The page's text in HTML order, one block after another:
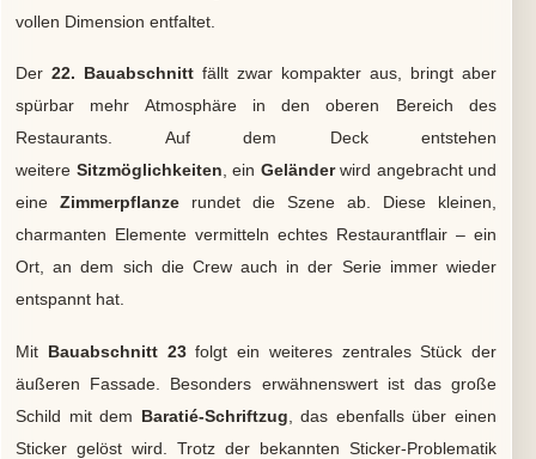
vollen Dimension entfaltet.
Der 22. Bauabschnitt fällt zwar kompakter aus, bringt aber
spürbar mehr Atmosphäre in den oberen Bereich des
Restaurants. Auf dem Deck entstehen
weitere Sitzmöglichkeiten , ein Geländerwird angebracht und
eine Zimmerpflanze rundet die Szene ab. Diese kleinen,
charmanten Elemente vermitteln echtes Restaurantflair – ein
Ort, an dem sich die Crew auch in der Serie immer wieder
entspannt hat.
Mit Bauabschnitt 23folgt ein weiteres zentrales Stück der
äußeren Fassade. Besonders erwähnenswert ist das große
Schild mit dem Baratié-Schriftzug , das ebenfalls über einen
Sticker gelöst wird. Trotz der bekannten Sticker-Problematik